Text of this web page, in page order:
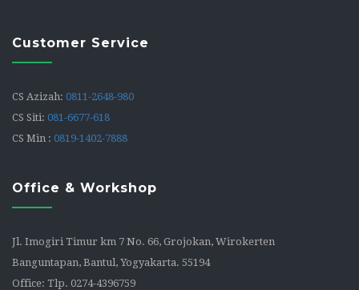
Customer Service
CS Azizah: 0811-2648-980
CS Siti: 081-6677-618
CS Min : 0819-1402-7888
Office & Workshop
Jl. Imogiri Timur km 7 No. 66, Grojokan, Wirokerten
Banguntapan, Bantul, Yogyakarta. 55194
Office: Tlp. 0274-4396759